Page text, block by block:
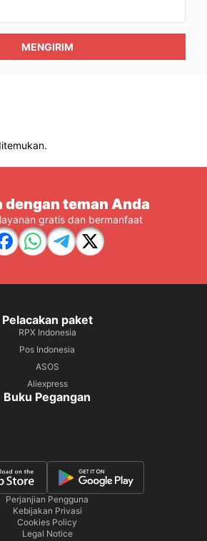
MENGIRIM
dengan teman Anda
gratis dan bermanfaat
Pelacakan paket
RPX Indonesia
Pos Indonesia
ASOS
Aliexpress
Buku Pegangan
Perjanjian Pengguna
Kebijakan Privasi
Cookies Policy
Legal Notice